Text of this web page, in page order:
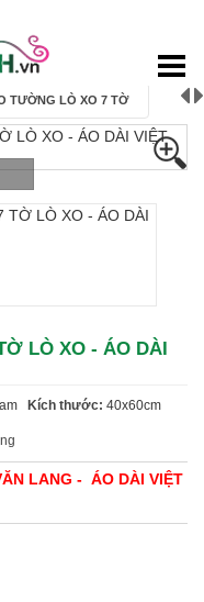
TƯỜNG LÒ XO 7 TỜ
LÒ XO - ÁO DÀI
Kích thước: 40x60cm
LANG - ÁO DÀI VIỆT